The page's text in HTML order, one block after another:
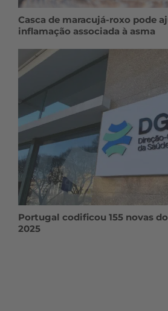
Casca de maracujá-roxo pode
inflamação associada à asma
Portugal codificou 155 novas
2025